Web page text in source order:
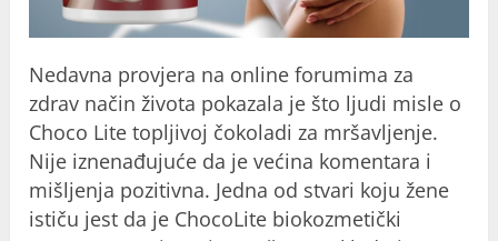
Nedavna provjera na online forumima za
zdrav način života pokazala je što ljudi misle o
Choco Lite topljivoj čokoladi za mršavljenje.
Nije iznenađujuće da je većina komentara i
mišljenja pozitivna. Jedna od stvari koju žene
ističu jest da je ChocoLite biokozmetički